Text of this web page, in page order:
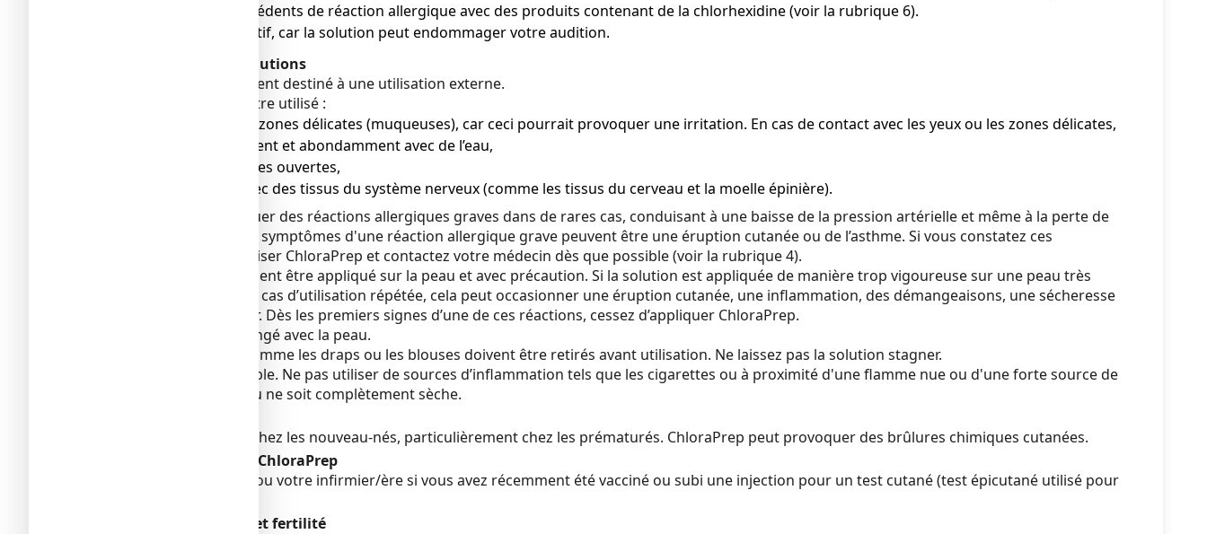
si vous avez des antécédents de réaction allergique avec des produits contenant de la chlorhexidine (voir la rubrique 6).
● dans le conduit auditif, car la solution peut endommager votre audition.
Avertissements et précautions
ChloraPrep, est uniquement destiné à une utilisation externe.
ChloraPrep ne doit pas être utilisé :
● près des yeux ou de zones délicates (muqueuses), car ceci pourrait provoquer une irritation. En cas de contact avec les yeux ou les zones délicates,
nettoyez immédiatement et abondamment avec de l’eau,
● sur les plaies cutanées ouvertes,
● en contact direct avec des tissus du système nerveux (comme les tissus du cerveau et la moelle épinière).
ChloraPrep peut provoquer des réactions allergiques graves dans de rares cas, conduisant à une baisse de la pression artérielle et même à la perte de
conscience. Les premiers symptômes d'une réaction allergique grave peuvent être une éruption cutanée ou de l’asthme. Si vous constatez ces
symptômes, cessez d'utiliser ChloraPrep et contactez votre médecin dès que possible (voir la rubrique 4).
ChloraPrep doit uniquement être appliqué sur la peau et avec précaution. Si la solution est appliquée de manière trop vigoureuse sur une peau très
fragile ou sensible, ou en cas d’utilisation répétée, cela peut occasionner une éruption cutanée, une inflammation, des démangeaisons, une sécheresse
de la peau et une douleur. Dès les premiers signes d’une de ces réactions, cessez d’appliquer ChloraPrep.
Évitez tout contact prolongé avec la peau.
Les matériaux imbibés comme les draps ou les blouses doivent être retirés avant utilisation. Ne laissez pas la solution stagner.
La solution est inflammable. Ne pas utiliser de sources d’inflammation tels que les cigarettes ou à proximité d'une flamme nue ou d'une forte source de
chaleur avant que la peau ne soit complètement sèche.
Utiliser avec précaution chez les nouveau-nés, particulièrement chez les prématurés. ChloraPrep peut provoquer des brûlures chimiques cutanées.
Autres médicaments et ChloraPrep
Informez votre médecin ou votre infirmier/ère si vous avez récemment été vacciné ou subi une injection pour un test cutané (test épicutané utilisé pour
Grossesse, allaitement et fertilité